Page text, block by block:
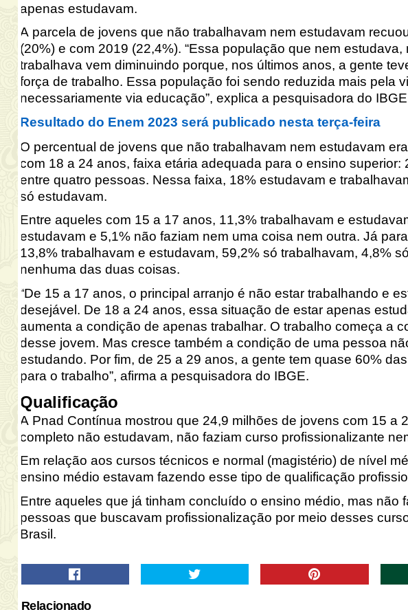
apenas estudavam.
A parcela de jovens que não trabalhavam nem estudavam
(20%) e com 2019 (22,4%). “Essa população que nem
trabalhava vem diminuindo porque, nos últimos anos, a gente
força de trabalho. Essa população foi sendo reduzida mais pela
necessariamente via educação”, explica a pesquisadora do
Resultado do Enem 2023 será publicado nesta terça-feira
O percentual de jovens que não trabalhavam nem estudavam
com 18 a 24 anos, faixa etária adequada para o ensino
entre quatro pessoas. Nessa faixa, 18% estudavam e
só estudavam.
Entre aqueles com 15 a 17 anos, 11,3% trabalhavam e
estudavam e 5,1% não faziam nem uma coisa nem outra. Já
13,8% trabalhavam e estudavam, 59,2% só trabalhavam, 4,8%
nenhuma das duas coisas.
“De 15 a 17 anos, o principal arranjo é não estar trabalhando e
desejável. De 18 a 24 anos, essa situação de estar apenas
aumenta a condição de apenas trabalhar. O trabalho começa a
desse jovem. Mas cresce também a condição de uma pessoa
estudando. Por fim, de 25 a 29 anos, a gente tem quase 60%
para o trabalho”, afirma a pesquisadora do IBGE.
Qualificação
A Pnad Contínua mostrou que 24,9 milhões de jovens com 15 a
completo não estudavam, não faziam curso profissionalizante
Em relação aos cursos técnicos e normal (magistério) de nível
ensino médio estavam fazendo esse tipo de qualificação
Entre aqueles que já tinham concluído o ensino médio, mas não
pessoas que buscavam profissionalização por meio desses
Brasil.
Relacionado